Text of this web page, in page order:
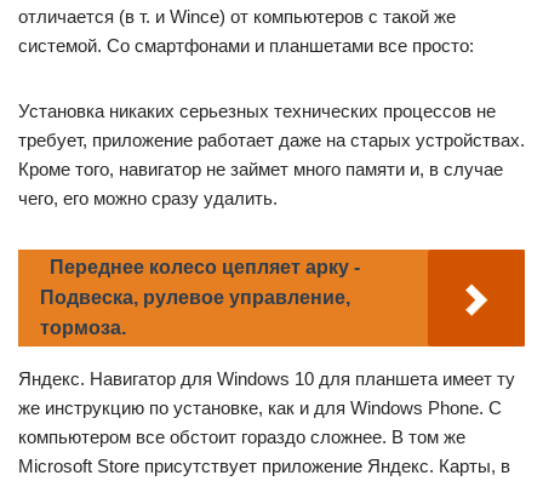
отличается (в т. и Wince) от компьютеров с такой же
системой. Со смартфонами и планшетами все просто:
Установка никаких серьезных технических процессов не
требует, приложение работает даже на старых устройствах.
Кроме того, навигатор не займет много памяти и, в случае
чего, его можно сразу удалить.
Переднее колесо цепляет арку -
Подвеска, рулевое управление,
тормоза.
Яндекс. Навигатор для Windows 10 для планшета имеет ту
же инструкцию по установке, как и для Windows Phone. С
компьютером все обстоит гораздо сложнее. В том же
Microsoft Store присутствует приложение Яндекс. Карты, в